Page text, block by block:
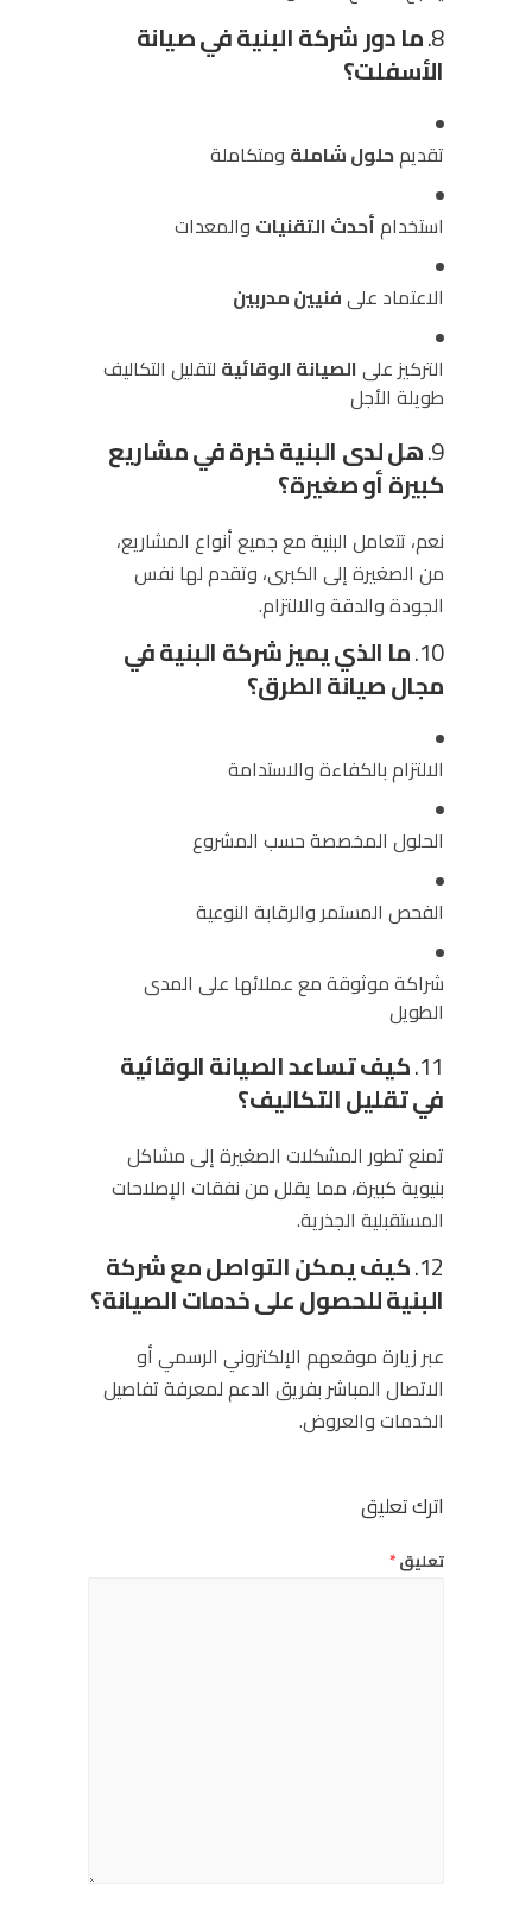
8. ما دور شركة البنية في صيانة
الأسفلت؟
تقديمحلول شاملة ومتكاملة
استخدامأحدث التقنيات والمعدات
الاعتماد علىفنيين مدربين
التركيز علىالصيانة الوقائية لتقليل التكاليف
طويلة الأجل
9. هل لدى البنية خبرة في مشاريع
كبيرة أو صغيرة؟
نعم، تتعامل البنية مع جميع أنواع المشاريع،
من الصغيرة إلى الكبرى، وتقدم لها نفس
الجودة والدقة والالتزام.
10. ما الذي يميز شركة البنية في
مجال صيانة الطرق؟
الالتزام بالكفاءة والاستدامة
الحلول المخصصة حسب المشروع
الفحص المستمر والرقابة النوعية
شراكة موثوقة مع عملائها على المدى
الطويل
11. كيف تساعد الصيانة الوقائية
في تقليل التكاليف؟
تمنع تطور المشكلات الصغيرة إلى مشاكل
بنيوية كبيرة، مما يقلل من نفقات الإصلاحات
المستقبلية الجذرية.
12. كيف يمكن التواصل مع شركة
البنية للحصول على خدمات الصيانة؟
عبر زيارة موقعهم الإلكتروني الرسمي أو
الاتصال المباشر بفريق الدعم لمعرفة تفاصيل
الخدمات والعروض.
اترك تعليق
تعليق*